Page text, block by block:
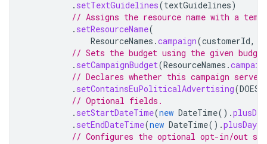
. setTextGuidelines(textGuidelines)
// Assigns the resource name with a
. setResourceName(
ResourceNames .campaign(customerId,
// Sets the budget using the given budget
. setCampaignBudget(ResourceNames .
// Declares whether this campaign
. setContainsEuPoliticalAdvertising(
// Optional fields.
. setStartDateTime(new DateTime().
. setEndDateTime(new DateTime().plusDays
// Configures the optional opt-in/out